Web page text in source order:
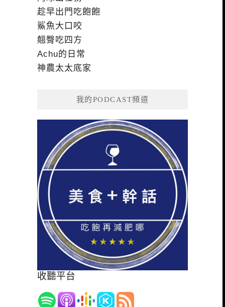
趁早出門吃飽飽
鯊魚大口咬
翹臀吃四方
Achu的日常
神農太太底家
我的PODCAST頻道
收聽平台